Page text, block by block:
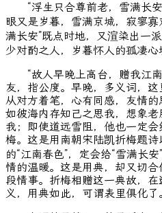
“浮生只合尊前老，雪满长安
眼又是岁暮，雪满京城，寂寥
满长安”既点时地，又渲染出一
少对酌之人，岁暮怀人的孤凄心
“故人早晚上高台，赠我江南
友，指公度。早晚，多义词，
从对方着笔，心有同感，友情
如彼海内存知己之思我，想象
我；即使道远雪阻，他也一定
梅。这是用南朝宋陆凯折梅题
的“江南春色”，定会给“雪满长
情的温暖。这是用典，却又切
段情事。折梅相赠这一典故，
义，用典如此，可谓表里俱化了